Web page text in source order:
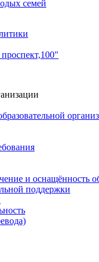
семей
и оснащённость
поддержки